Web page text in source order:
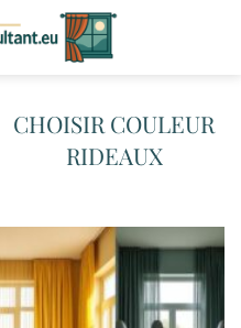
CHOISIR COULEUR
RIDEAUX